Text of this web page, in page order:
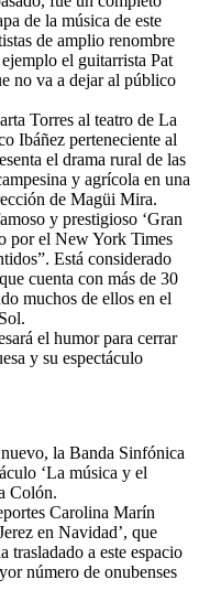
de la música de este
de amplio renombre
el guitarrista Pat
no va a dejar al público
Torres al teatro de La
Ibáñez perteneciente al
el drama rural de las
y agrícola en una
de Magüi Mira.
y prestigioso ‘Gran
por el New York Times
Está considerado
cuenta con más de 30
muchos de ellos en el
el humor para cerrar
y su espectáculo
la Banda Sinfónica
‘La música y el
Colón.
Carolina Marín
en Navidad’, que
trasladado a este espacio
número de onubenses